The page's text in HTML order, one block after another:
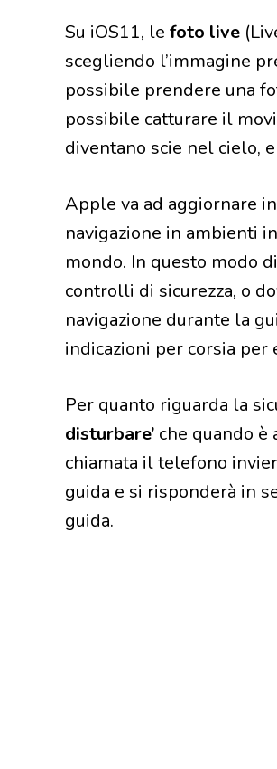
Su iOS11, le foto live
scegliendo l’immagine
possibile prendere una
possibile catturare il
diventano scie nel cielo,
Apple va ad aggiornare
navigazione in ambienti
mondo. In questo modo
controlli di sicurezza, o
navigazione durante la
indicazioni per corsia per
Per quanto riguarda la
disturbare’ che quando è
chiamata il telefono
guida e si risponderà in
guida.